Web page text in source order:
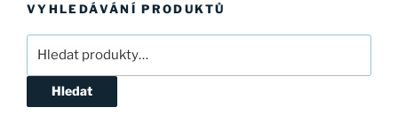
VYHLEDÁVÁNÍ PRODUKTŮ
Hledat